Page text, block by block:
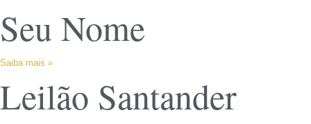
Seu Nome
Saiba mais »
Leilão Santander